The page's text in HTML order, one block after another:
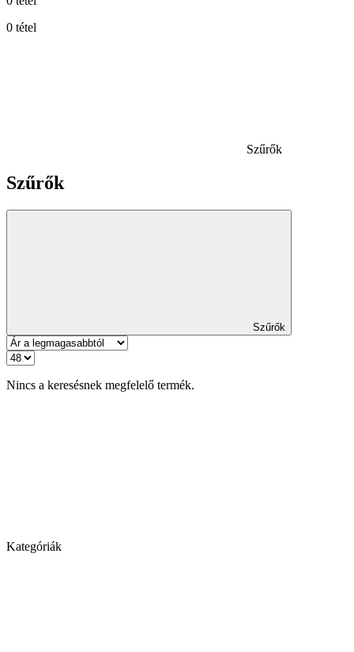
0 tétel
Szűrők
Szűrők
Szűrők
Nincs a keresésnek megfelelő termék.
Kategóriák